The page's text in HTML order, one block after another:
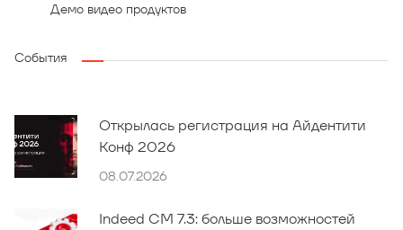
Демо видео продуктов
События
Открылась регистрация на Айдентити
Конф 2026
08.07.2026
Indeed CM 7.3: больше возможностей